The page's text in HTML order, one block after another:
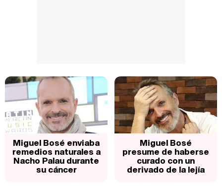
Miguel Bosé enviaba
remedios naturales a
Nacho Palau durante
su cáncer
Miguel Bosé
presume de haberse
curado con un
derivado de la lejía